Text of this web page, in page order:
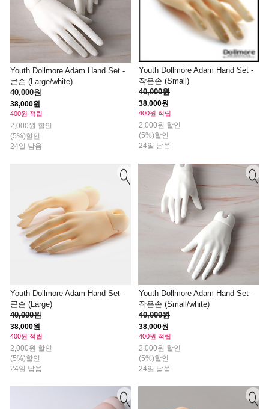
Youth Dollmore Adam Hand Set -
큰손 (Large/white)
40,000원
38,000원
400원 적립
2,000원 할인
(5%)할인
24일 남음
Youth Dollmore Adam Hand Set -
작은손 (Small)
40,000원
38,000원
400원 적립
2,000원 할인
(5%)할인
24일 남음
Youth Dollmore Adam Hand Set -
큰손 (Large)
40,000원
38,000원
400원 적립
2,000원 할인
(5%)할인
24일 남음
Youth Dollmore Adam Hand Set -
작은손 (Small/white)
40,000원
38,000원
400원 적립
2,000원 할인
(5%)할인
24일 남음